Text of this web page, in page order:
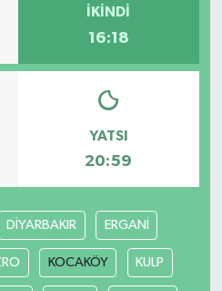
İKINDI
16:18
YATSI
20:59
DİYARBAKIR ERGANİ
KOCAKÖY KULP